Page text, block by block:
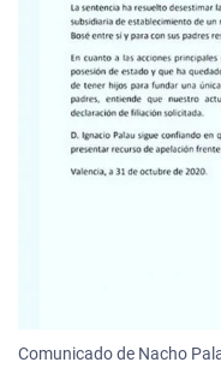
Comunicado de Nacho